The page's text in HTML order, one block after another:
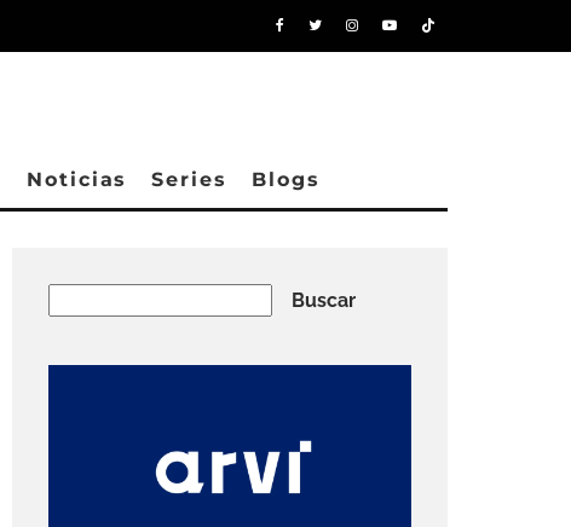
Noticias Series Blogs
Buscar